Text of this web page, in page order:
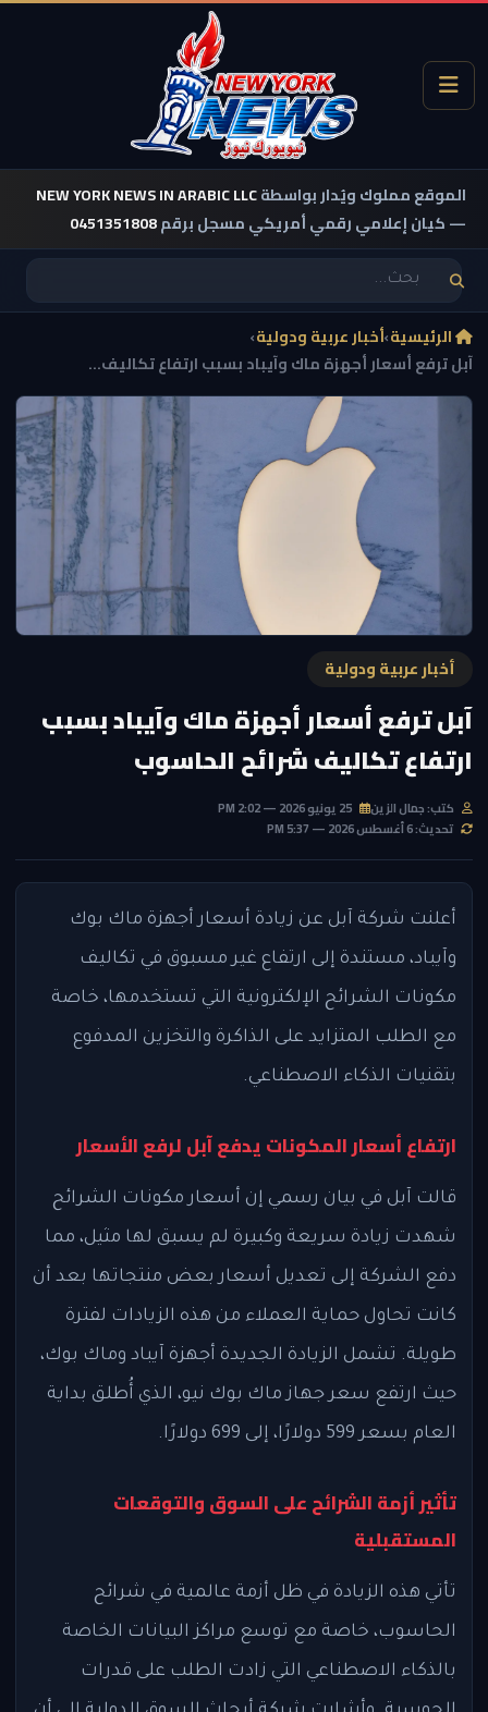
الموقع مملوك ويُدار بواسطةNEW YORK NEWS IN ARABIC LLC
— كيان إعلامي رقمي أمريكي مسجل برقم0451351808
الرئيسية›أخبار عربية ودولية›
آبل ترفع أسعار أجهزة ماك وآيباد بسبب ارتفاع تكاليف...
أخبار عربية ودولية
آبل ترفع أسعار أجهزة ماك وآيباد بسبب
ارتفاع تكاليف شرائح الحاسوب
كتب: جمال الزين
تحديث: 6 أغسطس 2026 — 5:37 PM
أعلنت شركة آبل عن زيادة أسعار أجهزة ماك بوك
وآيباد، مستندة إلى ارتفاع غير مسبوق في تكاليف
مكونات الشرائح الإلكترونية التي تستخدمها، خاصة
مع الطلب المتزايد على الذاكرة والتخزين المدفوع
بتقنيات الذكاء الاصطناعي.
ارتفاع أسعار المكونات يدفع آبل لرفع الأسعار
قالت آبل في بيان رسمي إن أسعار مكونات الشرائح
شهدت زيادة سريعة وكبيرة لم يسبق لها مثيل، مما
دفع الشركة إلى تعديل أسعار بعض منتجاتها بعد أن
كانت تحاول حماية العملاء من هذه الزيادات لفترة
طويلة. تشمل الزيادة الجديدة أجهزة آيباد وماك بوك،
حيث ارتفع سعر جهاز ماك بوك نيو، الذي أُطلق بداية
العام بسعر 599 دولارًا، إلى 699 دولارًا.
تأثير أزمة الشرائح على السوق والتوقعات
المستقبلية
تأتي هذه الزيادة في ظل أزمة عالمية في شرائح
الحاسوب، خاصة مع توسع مراكز البيانات الخاصة
بالذكاء الاصطناعي التي زادت الطلب على قدرات